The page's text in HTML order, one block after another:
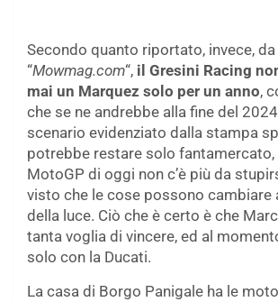
Secondo quanto riportato, invece, da
“Mowmag.com“, il Gresini Racing
mai un Marquez solo per un anno,
che se ne andrebbe alla fine del
scenario evidenziato dalla stampa
potrebbe restare solo fantamercato,
MotoGP di oggi non c’è più da
visto che le cose possono cambiare
della luce. Ciò che è certo è che
tanta voglia di vincere, ed al
solo con la Ducati.
La casa di Borgo Panigale ha le